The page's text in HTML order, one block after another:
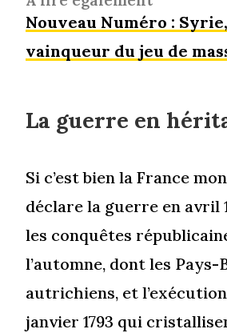
Nouveau Numéro :
vainqueur du jeu de
La guerre en
Si c’est bien la France
déclare la guerre en avril
les conquêtes
l’automne, dont les Pays-
autrichiens, et
janvier 1793 qui